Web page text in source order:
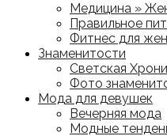
Медицина »
Правильное
Фитнес для
Знаменитости
Светская
Фото
Мода для девушек
Вечерняя мода
Модные